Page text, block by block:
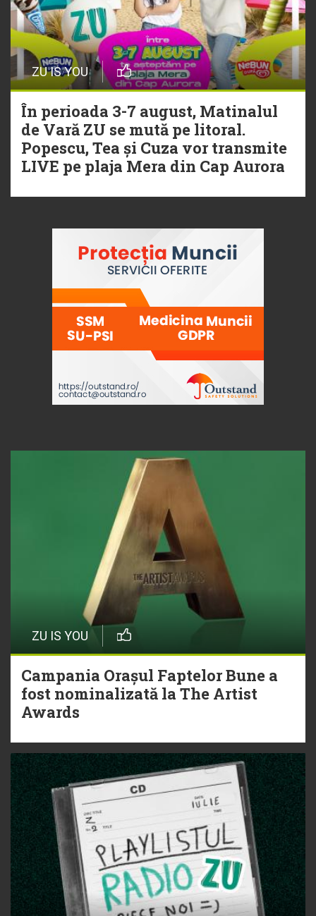
ZU IS YOU
În perioada 3-7 august, Matinalul
de Vară ZU se mută pe litoral.
Popescu, Tea și Cuza vor transmite
LIVE pe plaja Mera din Cap Aurora
ZU IS YOU
Campania Orașul Faptelor Bune a
fost nominalizată la The Artist
Awards